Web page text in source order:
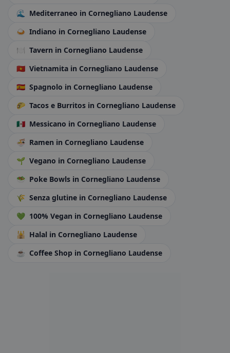
🌊
Mediterraneo in Cornegliano Laudense
🍛 Indiano in Cornegliano Laudense
🍽️ Tavern in Cornegliano Laudense
🇻🇳 Vietnamita in Cornegliano Laudense
🇪🇸 Spagnolo in Cornegliano Laudense
🌮 Tacos e Burritos in Cornegliano Laudense
🇲🇽 Messicano in Cornegliano Laudense
🍜 Ramen in Cornegliano Laudense
🌱 Vegano in Cornegliano Laudense
🥗 Poke Bowls in Cornegliano Laudense
🌾 Senza glutine in Cornegliano Laudense
💚 100% Vegan in Cornegliano Laudense
🕌 Halal in Cornegliano Laudense
☕ Coffee Shop in Cornegliano Laudense